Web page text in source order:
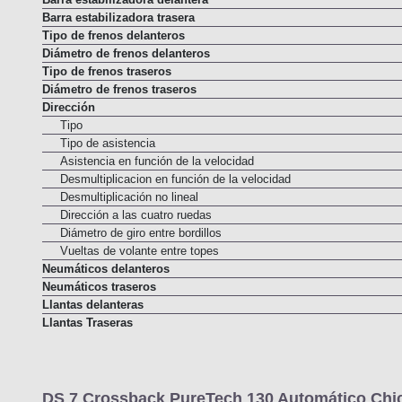
Barra estabilizadora delantera
Barra estabilizadora trasera
Tipo de frenos delanteros
Diámetro de frenos delanteros
Tipo de frenos traseros
Diámetro de frenos traseros
Dirección
Tipo
Tipo de asistencia
Asistencia en función de la velocidad
Desmultiplicacion en función de la velocidad
Desmultiplicación no lineal
Dirección a las cuatro ruedas
Diámetro de giro entre bordillos
Vueltas de volante entre topes
Neumáticos delanteros
Neumáticos traseros
Llantas delanteras